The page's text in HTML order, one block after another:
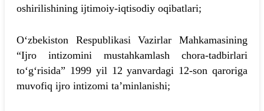
oshirilishining ijtimoiy-iqtisodiy oqibatlari;
O‘zbekiston Respublikasi Vazirlar Mahkamasining
“Ijro intizomini mustahkamlash chora-tadbirlari
to‘g‘risida” 1999 yil 12 yanvardagi 12-son qaroriga
muvofiq ijro intizomi ta’minlanishi;